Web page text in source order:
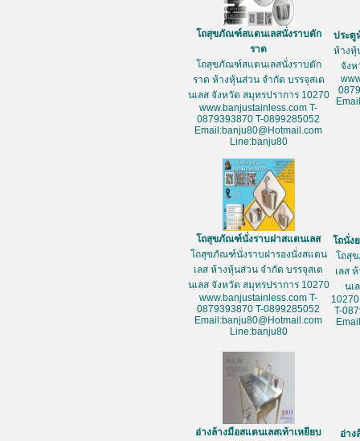
โถสุขภัณฑ์สแตนเลสนั่งราบตัก
ราด
โถสุขภัณฑ์สแตนเลสนั่งราบตัก
ราด ห้างหุ้นส่วน จำกัด บรรจุสเต
นเลส จังหวัด สมุทรปราการ 10270
www.banjustainless.com T-
0879393870 T-0899285052
Email:banju80@Hotmail.com
Line:banju80
ประตู
ห้างหุ้
จังห
โถสุขภัณฑ์นั่งราบฝาสแตนเลส
โถสุขภัณฑ์นั่งราบฝารองนั่งสแตน
เลส ห้างหุ้นส่วน จำกัด บรรจุสเต
นเลส จังหวัด สมุทรปราการ 10270
www.banjustainless.com T-
0879393870 T-0899285052
Email:banju80@Hotmail.com
Line:banju80
โถนั่ง
โถสุ
เลส
นเ
T-
อ่างล้างมือสแตนเลสเท้าเหยียบ
อ่าง